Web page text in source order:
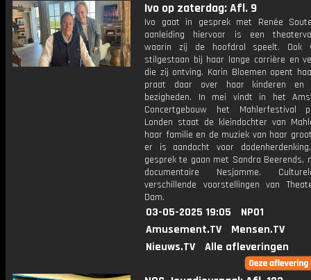
Ivo op zaterdag: Afl. 9
Ivo gaat in gesprek met Renée
aanleiding hiervoor is een
waarin zij de hoofdrol speelt. Ook
stilgestaan bij haar lange carrière en
die zij ontving. Karin Bloemen opent
praat daar over haar kinderen en
bezigheden. In mei vindt in het
Concertgebouw het Mahlerfestival
Londen staat de kleindochter van
haar familie en de muziek van haar
er is aandacht voor
gesprek te gaan met Sandra Beerends,
documentaire Nesjomme.
verschillende voorstellingen van
Dam.
03-05-2025 19:05
NPO1
Amusement.TV
Mensen.TV
Nieuws.TV
Alle afleveringen